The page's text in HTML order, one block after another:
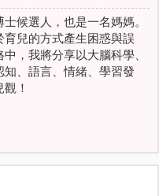
候選人，也是一名媽媽。
兒的方式產生困惑與誤
，我將分享以大腦科學、
、語言、情緒、學習發
！